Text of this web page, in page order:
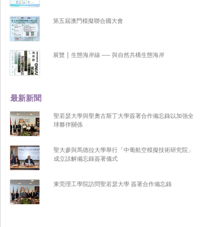
最新新聞
聖若瑟大學與聖奧古斯丁大學簽署合作備忘錄以加強全
球夥伴關係
聖大參與馬德拉大學舉行「中葡航空模擬技術研究院」
成立諒解備忘錄簽署儀式
東莞理工學院訪問聖若瑟大學 簽署合作備忘錄
第五屆澳門模擬聯合國大會
展覽 | 生態海岸線 ── 與自然共構生態海岸